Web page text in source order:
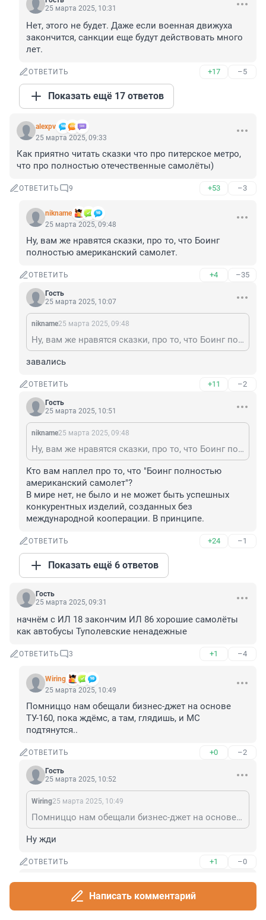
25 марта 2025, 10:31
Нет, этого не будет. Даже если военная движуха
закончится, санкции еще будут действовать много
лет.
ОТВЕТИТЬ +17 –5
Показать ещё 17 ответов
alexpv
25 марта 2025, 09:33
Как приятно читать сказки что про питерское метро,
что про полностью отечественные самолёты)
ОТВЕТИТЬ 9 +53 –3
nikname
25 марта 2025, 09:48
Ну, вам же нравятся сказки, про то, что Боинг
полностью американский самолет.
ОТВЕТИТЬ +4 –35
Гость
25 марта 2025, 10:07
nikname25 марта 2025, 09:48
Ну, вам же нравятся сказки, про то, что Боинг полностью американский самолет.
завались
ОТВЕТИТЬ +11 –2
Гость
25 марта 2025, 10:51
nikname25 марта 2025, 09:48
Ну, вам же нравятся сказки, про то, что Боинг полностью американский самолет.
Кто вам наплел про то, что "Боинг полностью
американский самолет"?
В мире нет, не было и не может быть успешных
конкурентных изделий, созданных без
международной кооперации. В принципе.
ОТВЕТИТЬ +24 –1
Показать ещё 6 ответов
Гость
25 марта 2025, 09:31
начнём с ИЛ 18 закончим ИЛ 86 хорошие самолёты
как автобусы Туполевские ненадежные
ОТВЕТИТЬ 3 +1 –4
Wiring
25 марта 2025, 10:49
Помниццо нам обещали бизнес-джет на основе
ТУ-160, пока ждёмс, а там, глядишь, и МС
подтянутся..
ОТВЕТИТЬ +0 –2
Гость
25 марта 2025, 10:52
Wiring25 марта 2025, 10:49
Помниццо нам обещали бизнес-джет на основе ТУ-160, пока ждёмс, а там, глядишь, и МС подтянутся..
Ну жди
ОТВЕТИТЬ +1 –0
Гость
25 марта 2025, 13:02
Написать комментарий